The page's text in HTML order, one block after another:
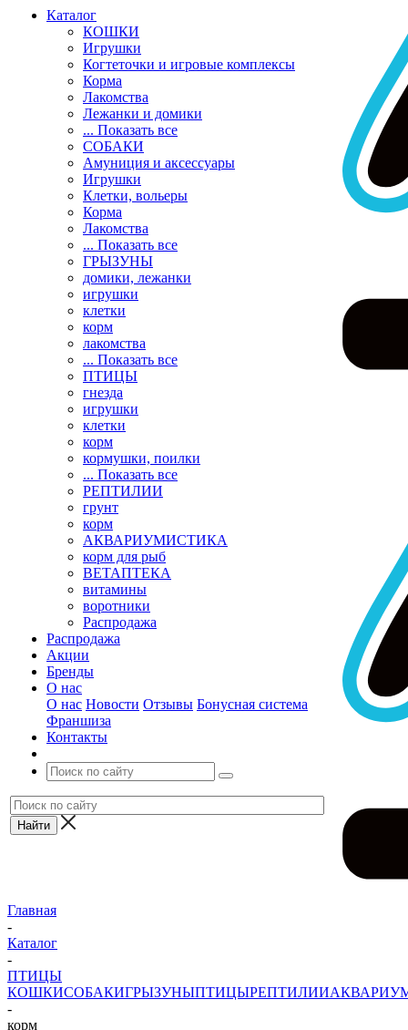
Каталог
КОШКИ
Игрушки
Когтеточки и игровые комплексы
Корма
Лакомства
Лежанки и домики
... Показать все
СОБАКИ
Амуниция и аксессуары
Игрушки
Клетки, вольеры
Корма
Лакомства
... Показать все
ГРЫЗУНЫ
домики, лежанки
игрушки
клетки
корм
лакомства
... Показать все
ПТИЦЫ
гнезда
игрушки
клетки
корм
кормушки, поилки
... Показать все
РЕПТИЛИИ
грунт
корм
АКВАРИУМИСТИКА
корм для рыб
ВЕТАПТЕКА
витамины
воротники
Распродажа
Распродажа
Акции
Бренды
О нас
О нас Новости Отзывы Бонусная система
Франшиза
Контакты
Главная
-
Каталог
-
ПТИЦЫ
КОШКИСОБАКИГРЫЗУНЫПТИЦЫРЕПТИЛИИ
-
корм